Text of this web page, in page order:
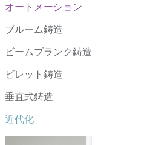
オートメーション
ブルーム鋳造
ビームブランク鋳造
ビレット鋳造
垂直式鋳造
近代化